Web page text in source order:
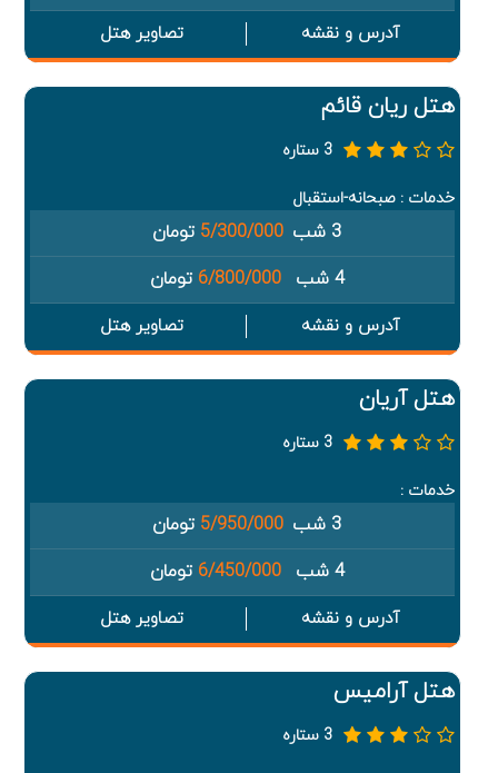
آدرس و نقشه تصاویر هتل
هتل ریان قائم
3 ستاره
خدمات : صبحانه-استقبال
3 شب 5/300/000 تومان
4 شب
6/800/000 تومان
آدرس و نقشه تصاویر هتل
هتل آریان
3 ستاره
خدمات :
3 شب 5/950/000 تومان
4 شب
6/450/000 تومان
آدرس و نقشه تصاویر هتل
هتل آرامیس
3 ستاره